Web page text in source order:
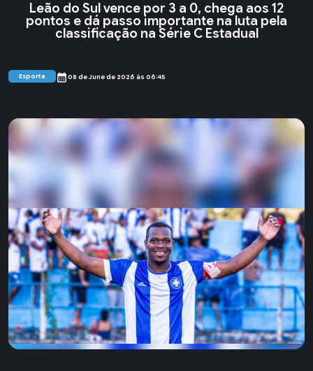
Leão do Sul vence por 3 a 0, chega aos 12
pontos e dá passo importante na luta pela
classificação na Série C Estadual
Esporte calendar_month08 de June de 2026 às 06:45